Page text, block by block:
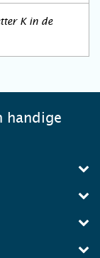
K in de
handige